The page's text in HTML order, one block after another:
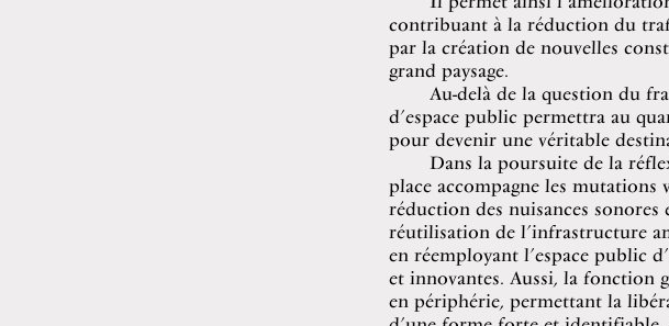
contribuant à la réduction du
par la création de nouvelles
grand paysage.
Au-delà de la question du
d’espace public permettra au
pour devenir une véritable
Dans la poursuite de la
place accompagne les mutations
réduction des nuisances
réutilisation de l’infrastructure
en réemployant l’espace public
et innovantes. Aussi, la fonction
en périphérie, permettant la